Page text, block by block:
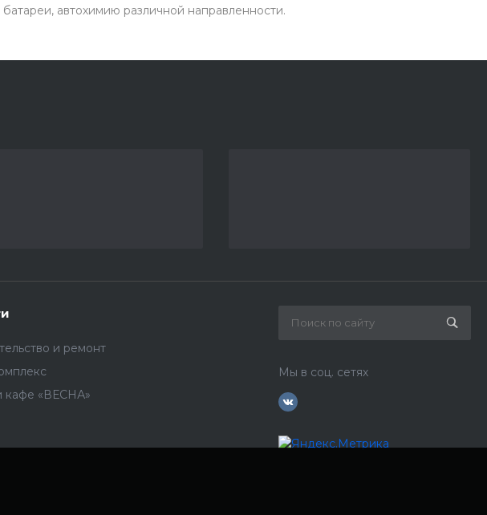
автохимию различной направленности.
и ремонт
кафе «ВЕСНА»
Мы в соц. сетях